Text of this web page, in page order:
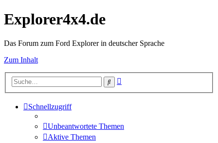
Explorer4x4.de
Das Forum zum Ford Explorer in deutscher Sprache
Zum Inhalt
Suche
Schnellzugriff
Unbeantwortete Themen
Aktive Themen